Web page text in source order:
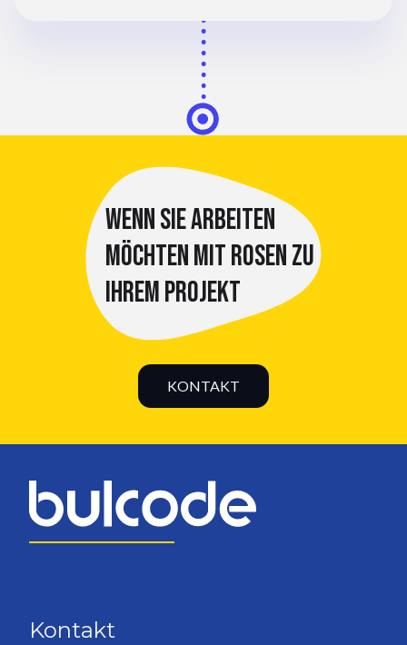
WENN SIE ARBEITEN
MÖCHTEN MIT ROSEN ZU
IHREM PROJEKT
KONTAKT
Kontakt